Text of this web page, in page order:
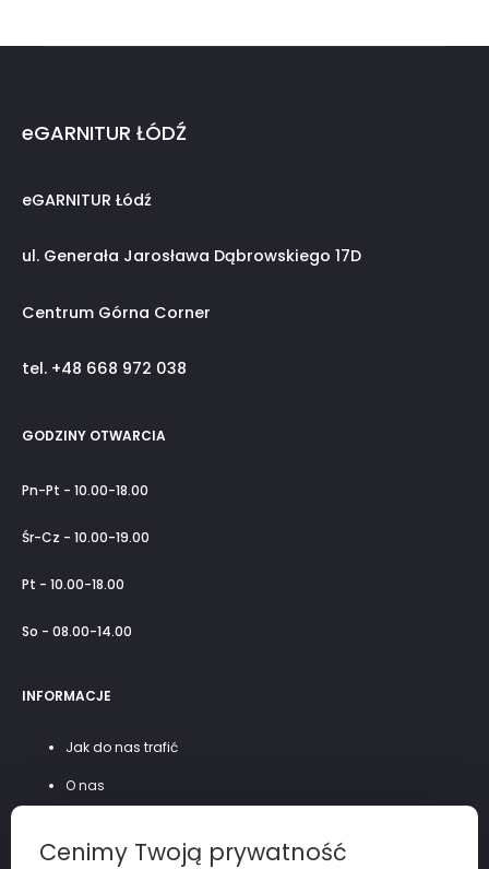
eGARNITUR ŁÓDŹ
eGARNITUR Łódź
ul. Generała Jarosława Dąbrowskiego 17D
Centrum Górna Corner
tel. +48 668 972 038
GODZINY OTWARCIA
Pn-Pt - 10.00-18.00
Śr-Cz - 10.00-19.00
Pt - 10.00-18.00
So - 08.00-14.00
INFORMACJE
Jak do nas trafić
O nas
Cenimy Twoją prywatność